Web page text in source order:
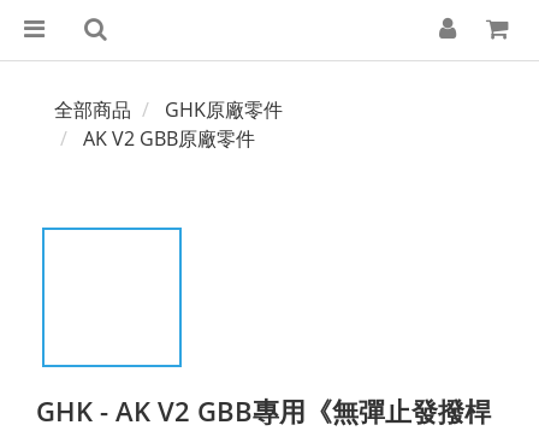
全部商品
GHK原廠零件
AK V2 GBB原廠零件
GHK - AK V2 GBB專用《無彈止發撥桿